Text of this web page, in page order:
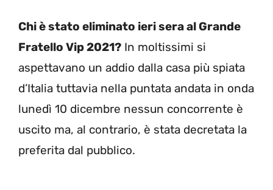
Chi è stato eliminato ieri sera al Grande
Fratello Vip 2021? In moltissimi si
aspettavano un addio dalla casa più spiata
d’Italia tuttavia nella puntata andata in onda
lunedì 10 dicembre nessun concorrente è
uscito ma, al contrario, è stata decretata la
preferita dal pubblico.